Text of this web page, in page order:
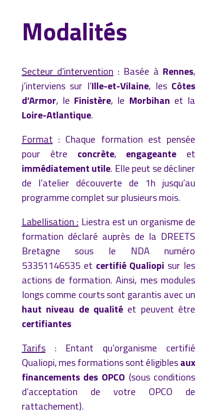
Modalités
Secteur d’intervention : Basée à Rennes,
j’interviens sur l’Ille-et-Vilaine, les Côtes
d’Armor, le Finistère, le Morbihan et la
Loire-Atlantique.
Format : Chaque formation est pensée
pour être concrète, engageante et
immédiatement utile. Elle peut se décliner
de l’atelier découverte de 1h jusqu’au
programme complet sur plusieurs mois.
Labellisation : Liestra est un organisme de
formation déclaré auprès de la DREETS
Bretagne sous le NDA numéro
53351146535 et certifié Qualiopi sur les
actions de formation. Ainsi, mes modules
longs comme courts sont garantis avec un
haut niveau de qualité et peuvent être
certifiantes
Tarifs: Entant qu’organisme certifié
Qualiopi, mes formations sontéligiblesaux
financements des OPCO (sous conditions
d’acceptation de votre OPCO de
rattachement).